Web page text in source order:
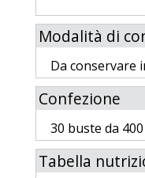
Modalità di
Da conservare
Confezione
30 buste da
Tabella